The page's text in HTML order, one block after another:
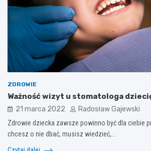
ZDROWIE
Ważność wizyt u stomatologa
21 marca 2022 Radosław Gajewski
Zdrowie dziecka zawsze powinno być dla ciebie
chcesz o nie dbać, musisz wiedzieć,…